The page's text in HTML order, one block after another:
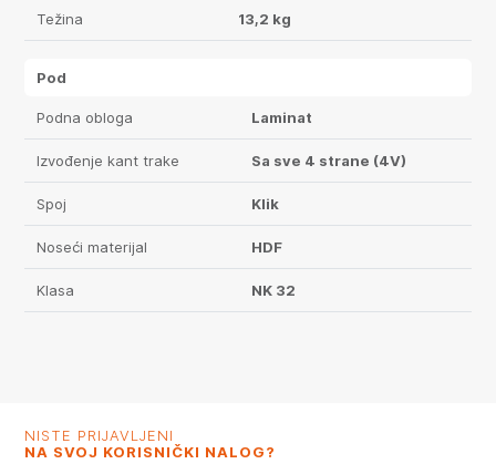
Težina 13,2 kg
Pod
Podna obloga Laminat
Izvođenje kant trake Sa sve 4 strane (4V)
Spoj Klik
Noseći materijal HDF
Klasa NK 32
NISTE PRIJAVLJENI
NA SVOJ KORISNIČKI NALOG?